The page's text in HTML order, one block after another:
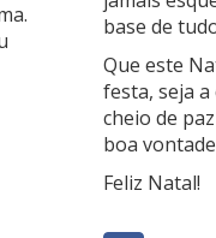
base de
Que este
festa, seja
cheio de
boa
Feliz Natal!